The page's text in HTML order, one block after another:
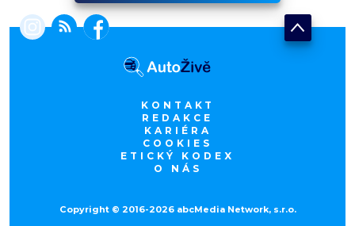
KONTAKT
REDAKCE
KARIÉRA
COOKIES
ETICKÝ KODEX
O NÁS
Copyright © 2016-2026 abcMedia Network, s.r.o.